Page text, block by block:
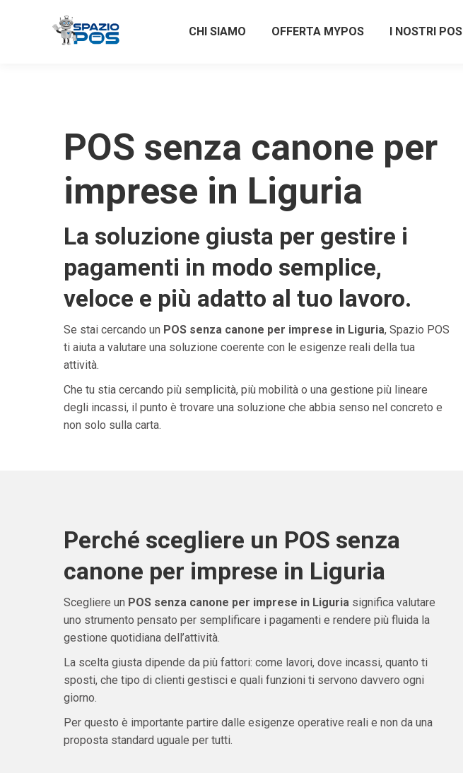
CHI SIAMO OFFERTA MYPOS I NOSTRI POS
POS senza canone per
imprese in Liguria
La soluzione giusta per gestire i
pagamenti in modo semplice,
veloce e più adatto al tuo lavoro.
Se stai cercando un POS senza canone per imprese in Liguria, Spazio POS
ti aiuta a valutare una soluzione coerente con le esigenze reali della tua
attività.
Che tu stia cercando più semplicità, più mobilità o una gestione più lineare
degli incassi, il punto è trovare una soluzione che abbia senso nel concreto e
non solo sulla carta.
Perché scegliere un POS senza
canone per imprese in Liguria
Scegliere un POS senza canone per imprese in Liguriasignifica valutare
uno strumento pensato per semplificare i pagamenti e rendere più fluida la
gestione quotidiana dell’attività.
La scelta giusta dipende da più fattori: come lavori, dove incassi, quanto ti
sposti, che tipo di clienti gestisci e quali funzioni ti servono davvero ogni
giorno.
Per questo è importante partire dalle esigenze operative reali e non da una
proposta standard uguale per tutti.